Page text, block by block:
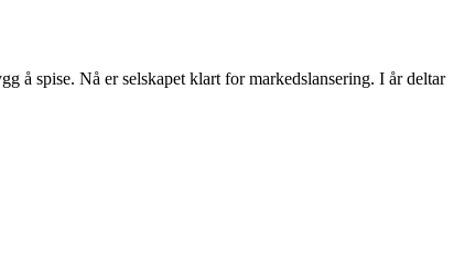
å spise. Nå er selskapet klart for markedslansering. I år deltar